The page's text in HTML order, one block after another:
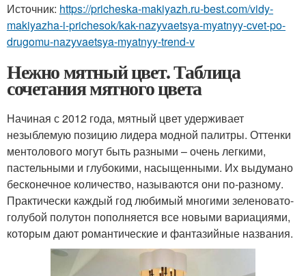
Источник: https://pricheska-makiyazh.ru-best.com/vidy-
makiyazha-i-prichesok/kak-nazyvaetsya-myatnyy-cvet-po-
drugomu-nazyvaetsya-myatnyy-trend-v
Нежно мятный цвет. Таблица
сочетания мятного цвета
Начиная с 2012 года, мятный цвет удерживает
незыблемую позицию лидера модной палитры. Оттенки
ментолового могут быть разными – очень легкими,
пастельными и глубокими, насыщенными. Их выдумано
бесконечное количество, называются они по-разному.
Практически каждый год любимый многими зеленовато-
голубой полутон пополняется все новыми вариациями,
которым дают романтические и фантазийные названия.